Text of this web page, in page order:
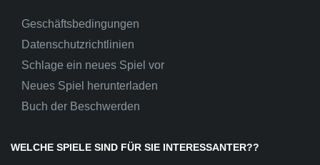
Geschäftsbedingungen
Datenschutzrichtlinien
Schlage ein neues Spiel vor
Neues Spiel herunterladen
Buch der Beschwerden
WELCHE SPIELE SIND FÜR SIE INTERESSANTER??